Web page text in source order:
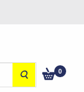
Zoeken 0